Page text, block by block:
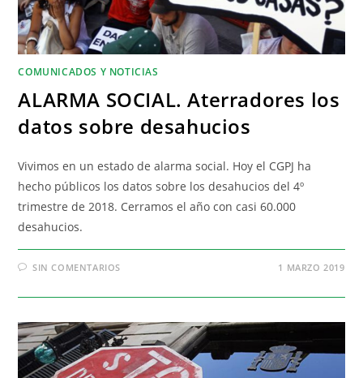
COMUNICADOS Y NOTICIAS
ALARMA SOCIAL. Aterradores los
datos sobre desahucios
Vivimos en un estado de alarma social. Hoy el CGPJ ha
hecho públicos los datos sobre los desahucios del 4º
trimestre de 2018. Cerramos el año con casi 60.000
desahucios.
SIN COMENTARIOS 1 MARZO 2019